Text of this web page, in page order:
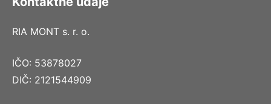
RIA MONT s. r. o.
IČO: 53878027
DIČ: 2121544909